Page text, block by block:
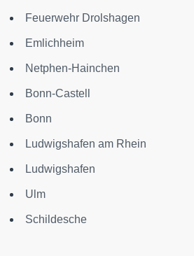
Feuerwehr Drolshagen
Emlichheim
Netphen-Hainchen
Bonn-Castell
Bonn
Ludwigshafen am Rhein
Ludwigshafen
Ulm
Schildesche